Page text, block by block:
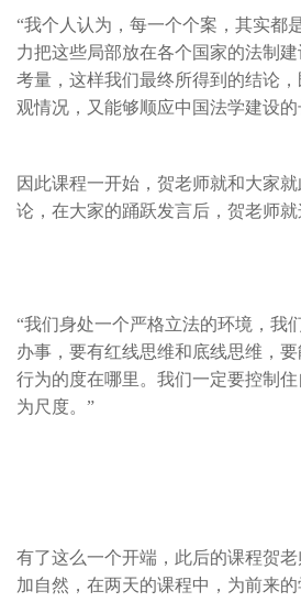
“我个人认为，每一个个案，其实都
力把这些局部放在各个国家的法制
考量，这样我们最终所得到的结论
观情况，又能够顺应中国法学建设
因此课程一开始，贺老师就和大家
论，在大家的踊跃发言后，贺老师就
“我们身处一个严格立法的环境，我
办事，要有红线思维和底线思维，
行为的度在哪里。我们一定要控制
为尺度。”
有了这么一个开端，此后的课程贺
加自然，在两天的课程中，为前来